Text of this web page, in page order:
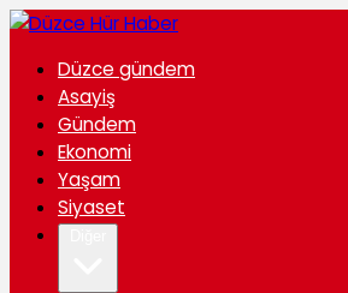
Düzce gündem
Asayiş
Gündem
Ekonomi
Yaşam
Siyaset